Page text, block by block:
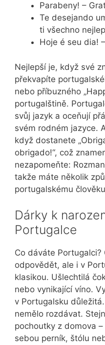
Parabeny! –
Te desejando
ti všechno
Hoje é seu dia!
Nejlepší je, když své
překvapíte
nebo příbuzného
portugalštině.
svůj jazyk a oceňují
svém rodném jazyce.
když dostanete
obrigado!“, což
nezapomeňte:
takže máte několik
portugalskému
Dárky k
Portugalce
Co dáváte
odpovědět, ale i v
klasikou. Ušlechtilá
nebo vynikající víno.
v Portugalsku
nemělo rozdávat.
pochoutky z domova
sebou perník, štólu